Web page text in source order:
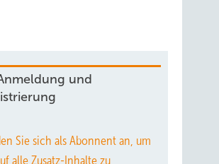
und
Sie sich als Abonnent an, um
alle Zusatz-Inhalte zu